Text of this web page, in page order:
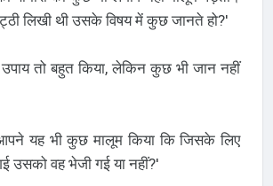
लिखी थी उसके विषय में कुछ जानते हो?'
तो बहुत किया, लेकिन कुछ भी जान नहीं
यह भी कुछ मालूम किया कि जिसके लिए
उसको वह भेजी गई या नहीं?'